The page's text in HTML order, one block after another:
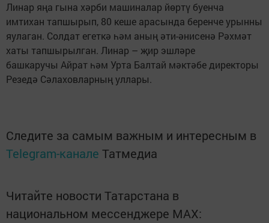
Линар яңа гына хәрби машиналар йөртү буенча
имтихан тапшырып, 80 кеше арасында беренче урынны
яулаган. Солдат егеткә һәм аның әти-әнисенә Рәхмәт
хаты тапшырылган. Линар – җир эшләре
башкаручы Айрат һәм Урта Балтай мәктәбе директоры
Резедә Сәлаховларның уллары.
Следите за самым важным и интересным в
Telegram-канале Татмедиа
Читайте новости Татарстана в
национальном мессенджере MАХ: